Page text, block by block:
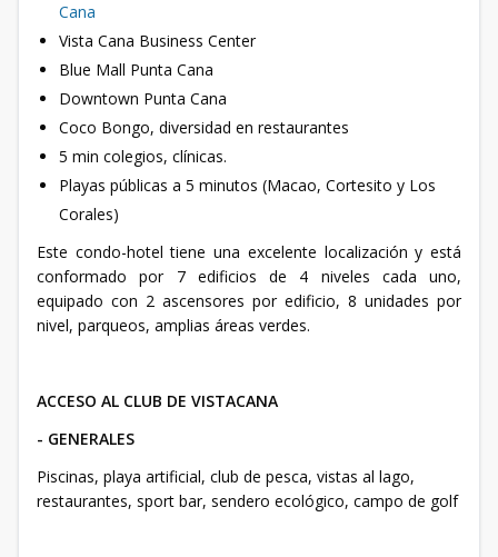
Cana
Vista Cana Business Center
Blue Mall Punta Cana
Downtown Punta Cana
Coco Bongo, diversidad en restaurantes
5 min colegios, clínicas.
Playas públicas a 5 minutos (Macao, Cortesito y Los
Corales)
Este condo-hotel tiene una excelente localización y está
conformado por 7 edificios de 4 niveles cada uno,
equipado con 2 ascensores por edificio, 8 unidades por
nivel, parqueos, amplias áreas verdes.
ACCESO AL CLUB DE VISTACANA
- GENERALES
Piscinas, playa artificial, club de pesca, vistas al lago,
restaurantes, sport bar, sendero ecológico, campo de golf